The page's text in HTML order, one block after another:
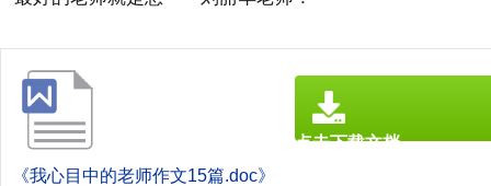
《我心目中的老师作文15篇.doc》
点击下载文档